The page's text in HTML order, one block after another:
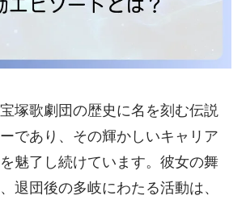
塚歌劇団の歴史に名を刻む伝説
であり、その輝かしいキャリア
魅了し続けています。彼女の舞
退団後の多岐にわたる活動は、